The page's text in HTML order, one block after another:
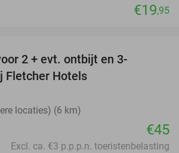
€19,95
2 + evt. ontbijt en 3-
Fletcher Hotels
locaties) (6 km)
€45
Excl. ca. €3 p.p.p.n. toeristenbelasting